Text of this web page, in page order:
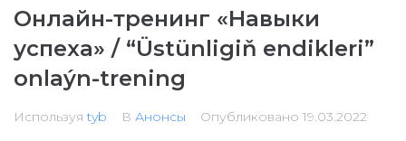
Онлайн-тренинг «Навыки
успеха» / “Üstünligiň endikleri”
onlaýn-trening
Используяtyb В Анонсы Опубликовано 19.03.2022